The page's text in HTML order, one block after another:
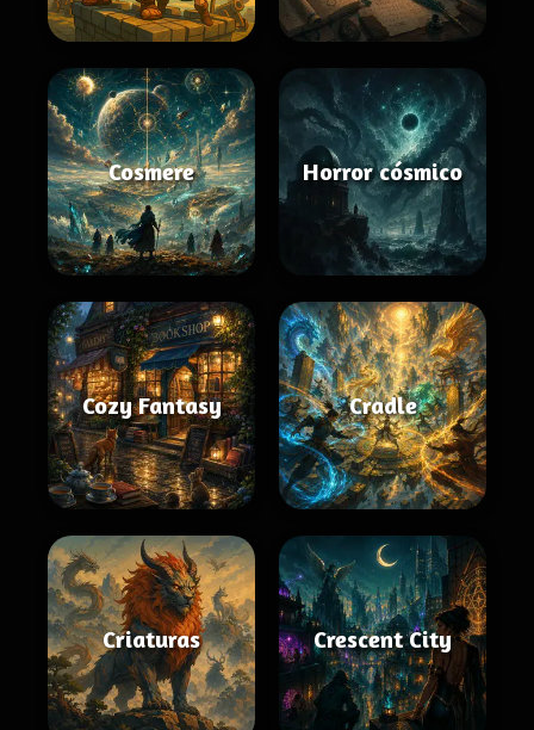
Cosmere Horror cósmico
Cozy Fantasy Cradle
Criaturas Crescent City